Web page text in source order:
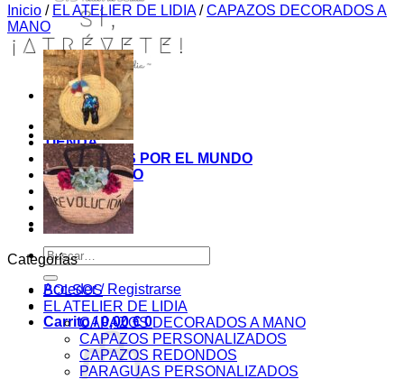
INICIO
TIENDA
MIS COSITAS POR EL MUNDO
EL COMIENZO
BLOG
PAGOS
CONTACTO
Buscar
por:
Acceder / Registrarse
Carrito /0,00€ 0
Inicio / EL ATELIER DE LIDIA / CAPAZOS DECORADOS A
MANO
Categorías
BOLSOS
EL ATELIER DE LIDIA
CAPAZOS DECORADOS A MANO
CAPAZOS PERSONALIZADOS
CAPAZOS REDONDOS
PARAGUAS PERSONALIZADOS